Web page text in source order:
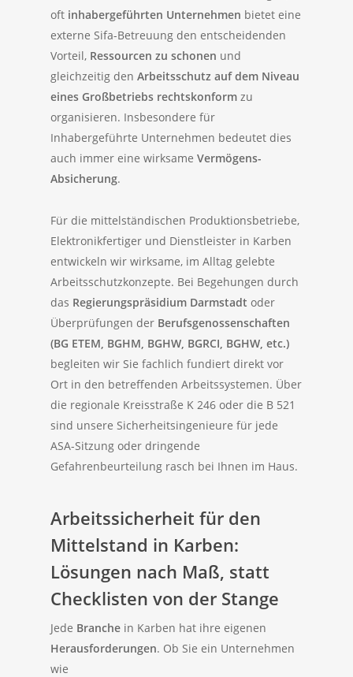
oft inhabergeführten Unternehmen bietet eine
externe Sifa-Betreuung den entscheidenden
Vorteil, Ressourcen zu schonen und
gleichzeitig denArbeitsschutz auf dem Niveau
eines Großbetriebs rechtskonform zu
organisieren. Insbesondere für
Inhabergeführte Unternehmen bedeutet dies
auch immer eine wirksameVermögens-
Absicherung.
Für die mittelständischen Produktionsbetriebe,
Elektronikfertiger und Dienstleister in Karben
entwickeln wir wirksame, im Alltag gelebte
Arbeitsschutzkonzepte. Bei Begehungen durch
das Regierungspräsidium Darmstadt oder
Überprüfungen der Berufsgenossenschaften
(BG ETEM, BGHM, BGHW, BGRCI, BGHW, etc.)
begleiten wir Sie fachlich fundiert direkt vor
Ort in den betreffenden Arbeitssystemen. Über
die regionale Kreisstraße K 246 oder die B 521
sind unsere Sicherheitsingenieure für jede
ASA-Sitzung oder dringende
Gefahrenbeurteilung rasch bei Ihnen im Haus.
Arbeitssicherheit für den
Mittelstand in Karben:
Lösungen nach Maß, statt
Checklisten von der Stange
Jede Branche in Karben hat ihre eigenen
Herausforderungen. Ob Sie ein Unternehmen
wie